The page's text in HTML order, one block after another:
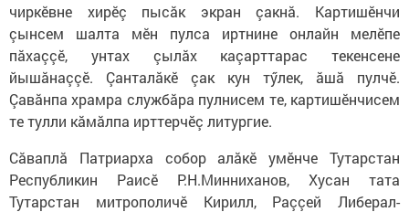
чиркӗвне хирӗç пысăк экран çакнă. Картишӗнчи
çынсем шалта мӗн пулса иртнине онлайн мелӗпе
пăхаççӗ, унтах çылăх каçарттарас текенсене
йышăнаççӗ. Çанталăкӗ çак кун тӳлек, ăшă пулчӗ.
Çавăнпа храмра службăра пулнисем те, картишӗнчисем
те тулли кăмăлпа ирттерчӗç литургие.
Сӑваплӑ Патриарха собор алăкӗ умӗнче Тутарстан
Республикин Раисӗ Р.Н.Минниханов, Хусан тата
Тутарстан митрополичӗ Кирилл, Раççей Либерал-